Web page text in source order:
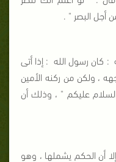
أجل البصر " .
: كان رسول الله : إذا أتى
، ولكن من ركنه الأمين
عليكم " ، وذلك أن
أن الحكم يشملها ، وهو